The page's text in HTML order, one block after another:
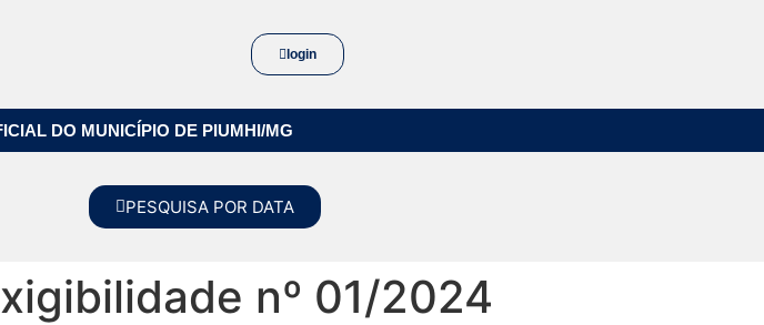
login
DO MUNICÍPIO DE PIUMHI/MG
PESQUISA POR DATA
nº 01/2024